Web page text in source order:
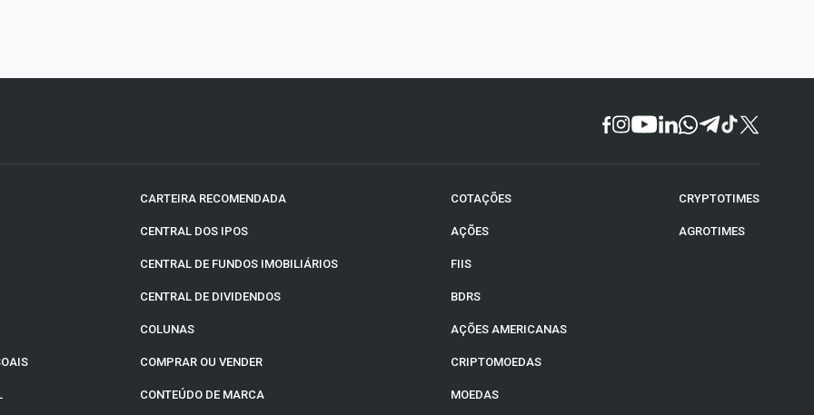
CARTEIRA RECOMENDADA
CENTRAL DOS IPOS
CENTRAL DE FUNDOS IMOBILIÁRIOS
CENTRAL DE DIVIDENDOS
COLUNAS
COMPRAR OU VENDER
CONTEÚDO DE MARCA
COTAÇÕES
AÇÕES
FIIS
BDRS
AÇÕES AMERICANAS
CRIPTOMOEDAS
MOEDAS
CRYPTOTIMES
AGROTIMES